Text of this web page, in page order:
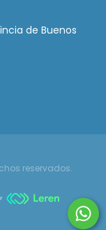
de Buenos
reservados.